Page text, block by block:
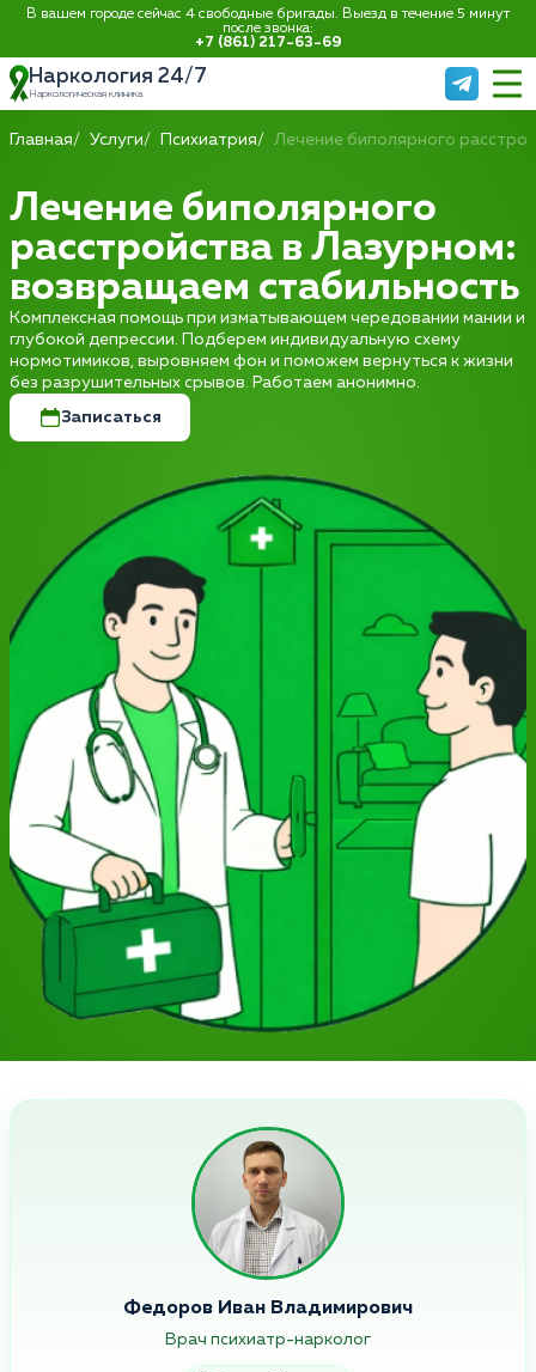
В вашем городе сейчас 4 свободные бригады. Выезд в течение 5 минут
после звонка:
+7 (861) 217-63-69
Наркология 24/7
Наркологическая клиника
Главная Услуги Психиатрия Лечение биполярного
Лечение биполярного
расстройства в Лазурном:
возвращаем стабильность
Комплексная помощь при изматывающем чередовании мании и
глубокой депрессии. Подберем индивидуальную схему
нормотимиков, выровняем фон и поможем вернуться к жизни
без разрушительных срывов. Работаем анонимно.
Записаться
Федоров Иван Владимирович
Врач психиатр-нарколог